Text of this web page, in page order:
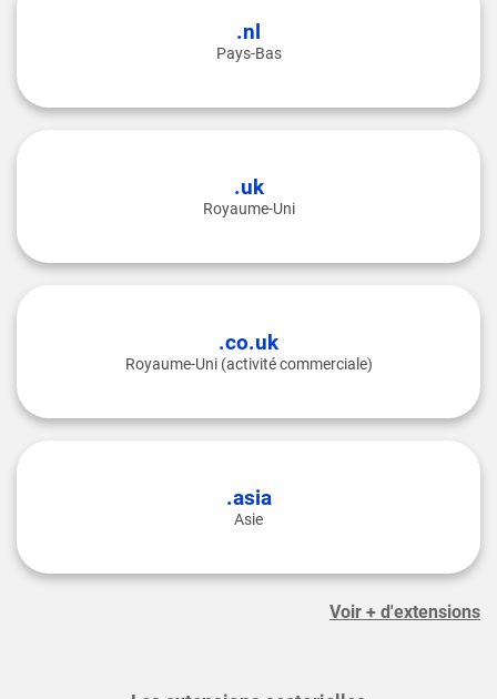
.nl
Pays-Bas
.uk
Royaume-Uni
.co.uk
Royaume-Uni (activité commerciale)
.asia
Asie
Voir + d'extensions